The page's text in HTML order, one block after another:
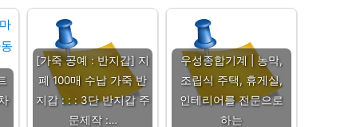
[가죽 공예 : 반지갑] 지
폐 100매 수납 가죽 반
지갑 : : : 3단 반지갑 주
문제작 :…
우성종합기계 | 농막,
조립식 주택, 휴게실,
인테리어를 전문으로
하는